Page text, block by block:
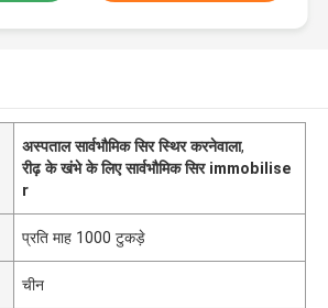
अस्पताल सार्वभौमिक सिर स्थिर करनेवाला,
रीढ़ के खंभे के लिए सार्वभौमिक सिर immobilise
r
प्रति माह 1000 टुकड़े
चीन